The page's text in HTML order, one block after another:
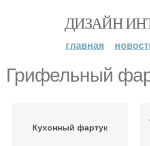
ДИЗАЙН
главная
Грифельный
Кухонный фартук